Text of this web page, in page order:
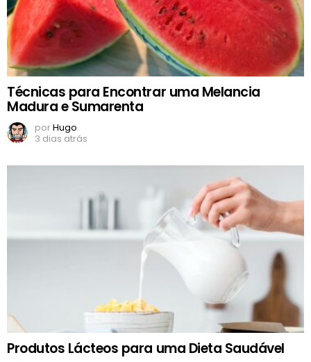
Técnicas para Encontrar uma Melancia
Madura e Sumarenta
porHugo
3 dias atrás
Produtos Lácteos para uma Dieta Saudável